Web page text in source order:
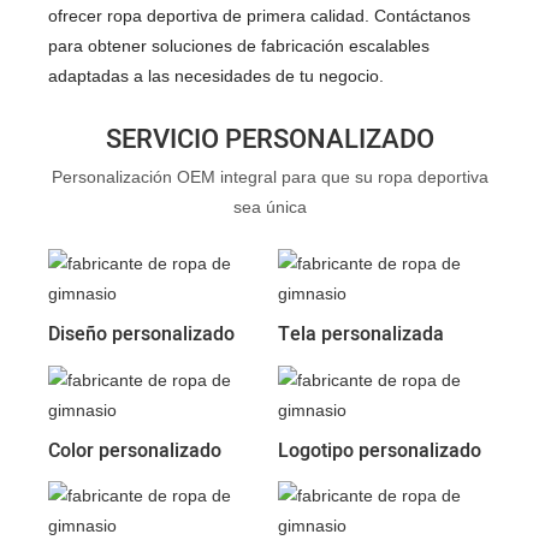
ofrecer ropa deportiva de primera calidad. Contáctanos
para obtener soluciones de fabricación escalables
adaptadas a las necesidades de tu negocio.
SERVICIO PERSONALIZADO
Personalización OEM integral para que su ropa deportiva
sea única
Diseño personalizado Tela personalizada
Color personalizado Logotipo personalizado